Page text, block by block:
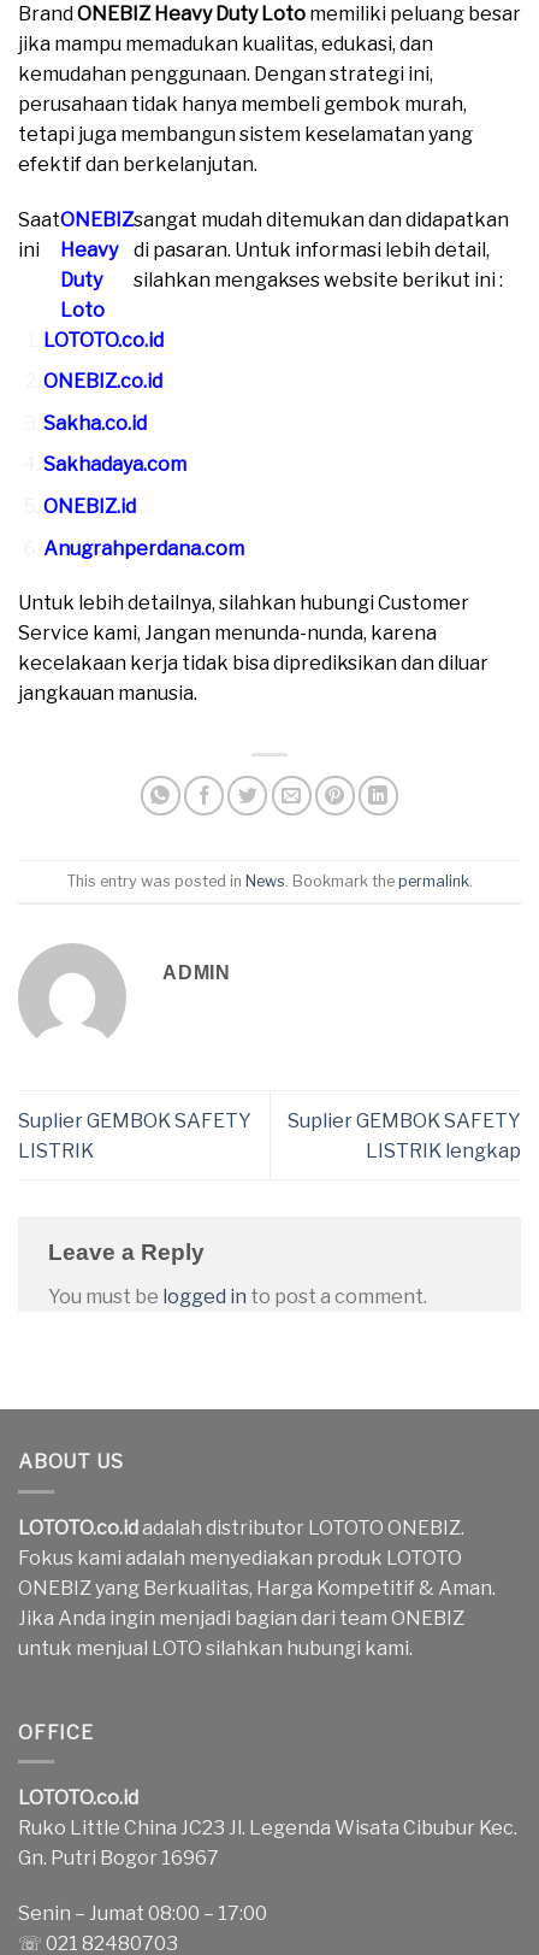
BrandONEBIZ Heavy Duty Loto memiliki peluang besar
jika mampu memadukan kualitas, edukasi, dan
kemudahan penggunaan. Dengan strategi ini,
perusahaan tidak hanya membeli gembok murah,
tetapi juga membangun sistem keselamatan yang
efektif dan berkelanjutan.
Saat
ini
ONEBIZ
Heavy
Duty
Loto
sangat mudah ditemukan dan didapatkan
di pasaran. Untuk informasi lebih detail,
silahkan mengakses website berikut ini :
LOTOTO.co.id
ONEBIZ.co.id
Sakha.co.id
Sakhadaya.com
ONEBIZ.id
Anugrahperdana.com
Untuk lebih detailnya, silahkan hubungi Customer
Service kami, Jangan menunda-nunda, karena
kecelakaan kerja tidak bisa diprediksikan dan diluar
jangkauan manusia.
This entry was posted in News . Bookmark the permalink
ADMIN
Suplier GEMBOK SAFETY
LISTRIK
Suplier GEMBOK SAFETY
LISTRIK lengkap
Leave a Reply
You must be logged in to post a comment.
ABOUT US
LOTOTO.co.idadalah distributor LOTOTO ONEBIZ.
Fokus kami adalah menyediakan produk LOTOTO
ONEBIZ yang Berkualitas, Harga Kompetitif & Aman.
Jika Anda ingin menjadi bagian dari team ONEBIZ
untuk menjual LOTO silahkan hubungi kami.
OFFICE
LOTOTO.co.id
Ruko Little China JC23 Jl. Legenda Wisata Cibubur Kec.
Gn. Putri Bogor 16967
Senin – Jumat 08:00 – 17:00
☏ 021 82480703